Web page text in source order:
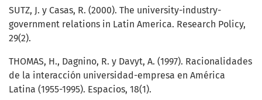
SUTZ, J. y Casas, R. (2000). The university-industry-
government relations in Latin America. Research Policy,
29(2).
THOMAS, H., Dagnino, R. y Davyt, A. (1997). Racionalidades
de la interacción universidad-empresa en América
Latina (1955-1995). Espacios, 18(1).